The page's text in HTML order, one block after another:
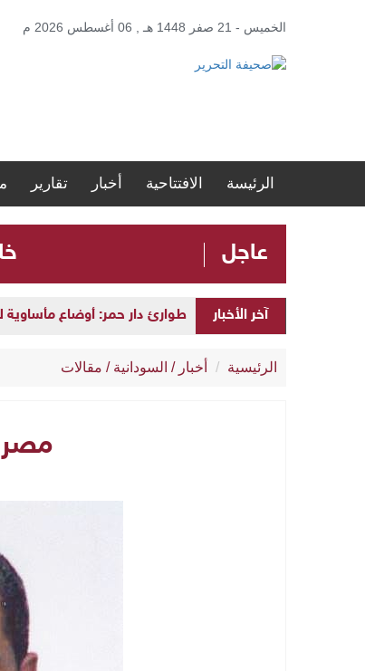
الخميس - 21 صفر 1448 هـ , 06 أغسطس 2026 م
الرئيسة الافتتاحية أخبار تقارير
عاجل
آخر الأخبار طوارئ دار حمر: أوضاع
بابكر فيصل يوجّه انتقادات
الرئيسية أخبار / السودانية / مقالات
مصر